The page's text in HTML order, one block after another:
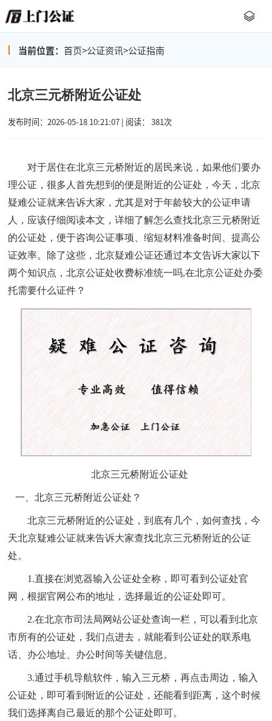
当前位置： 首页>公证资讯>公证指南
北京三元桥附近公证处
发布时间：2026-05-18 10:21:07 | 阅读： 381次
对于居住在北京三元桥附近的居民来说，如果他们要办
理公证，很多人首先想到的便是附近的公证处，今天，北京
疑难公证就来告诉大家，尤其是对于年龄较大的公证申请
人，应该仔细阅读本文，详细了解怎么查找北京三元桥附近
的公证处，便于咨询公证事项、缩短材料准备时间、提高公
证效率。除了这些，北京疑难公证还通过本文告诉大家以下
两个知识点，北京公证处收费标准统一吗,在北京公证处办委
托需要什么证件？
北京三元桥附近公证处
一、北京三元桥附近公证处 ？
北京三元桥附近的公证处，到底有几个，如何查找，今
天北京疑难公证就来告诉大家查找北京三元桥附近的公证
处。
1.直接在浏览器输入公证处全称，即可看到公证处官
网，根据官网公布的地址，选择最近的公证处即可。
2.在北京市司法局网站公证处查询一栏，可以看到北京
市所有的公证处，我们点进去，就能看到公证处的联系电
话、办公地址、办公时间等关键信息。
3.通过手机导航软件，输入三元桥，再点击周边，输入
公证处，即可看到附近的公证处，还能看到距离，这个时候
我们选择离自己最近的那个公证处即可。